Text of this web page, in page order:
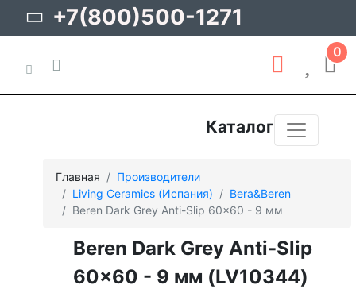
+7(800)500-1271
0
Каталог
Главная
Производители
Living Ceramics (Испания)
Bera&Beren
Beren Dark Grey Anti-Slip 60x60 - 9 мм
Beren Dark Grey Anti-Slip
60x60 - 9 мм (LV10344)